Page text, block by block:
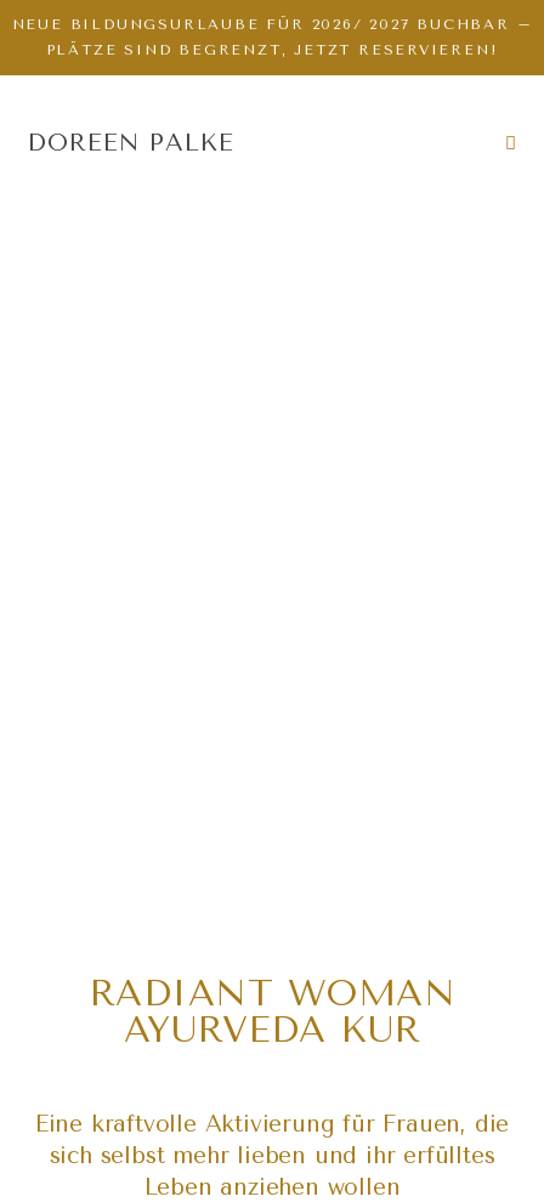
NEUE BILDUNGSURLAUBE FÜR 2026/ 2027 BUCHBAR –
PLÄTZE SIND BEGRENZT, JETZT RESERVIEREN!
DOREEN PALKE
RADIANT WOMAN
AYURVEDA KUR
Eine kraftvolle Aktivierung für Frauen, die
sich selbst mehr lieben und ihr erfülltes
Leben anziehen wollen